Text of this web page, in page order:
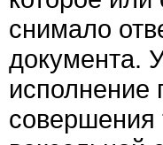
снимало
документа.
исполнение
совершения